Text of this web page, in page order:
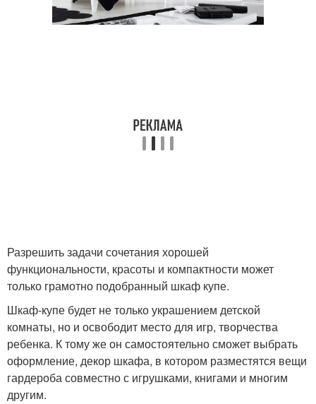
Разрешить задачи сочетания хорошей
функциональности, красоты и компактности может
только грамотно подобранный шкаф купе.
Шкаф-купе будет не только украшением детской
комнаты, но и освободит место для игр, творчества
ребенка. К тому же он самостоятельно сможет выбрать
оформление, декор шкафа, в котором разместятся вещи
гардероба совместно с игрушками, книгами и многим
другим.